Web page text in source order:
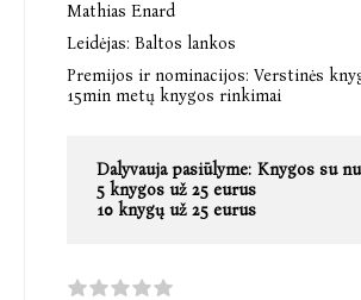
Mathias Enard
Leidėjas: Baltos lankos
Premijos ir nominacijos: Verstinės
15min metų knygos rinkimai
Dalyvauja pasiūlyme: Knygos su
5 knygos už 25 eurus
10 knygų už 25 eurus